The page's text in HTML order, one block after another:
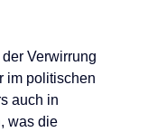
Verwirrung
im politischen
auch in
was die